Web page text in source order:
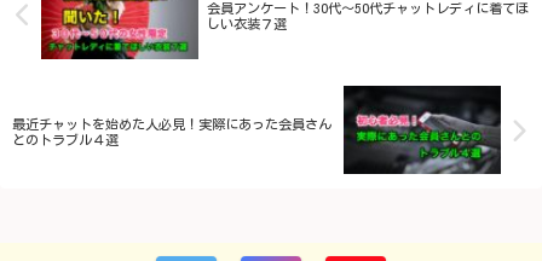
会員アンケート！30代〜50代チャットレディに着てほ
しい衣装７選
最近チャットを始めた人必見！実際にあった会員さん
とのトラブル４選